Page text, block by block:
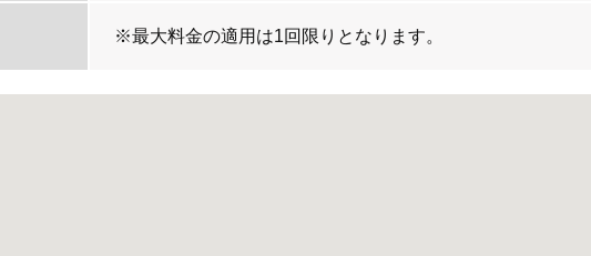
※最大料金の適用は1回限りとなります。